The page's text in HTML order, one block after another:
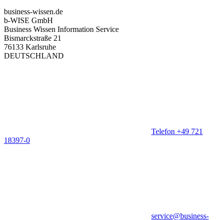
business-wissen.de
b-WISE GmbH
Business Wissen Information Service
Bismarckstraße 21
76133 Karlsruhe
DEUTSCHLAND
Telefon +49 721
18397-0
service@business-